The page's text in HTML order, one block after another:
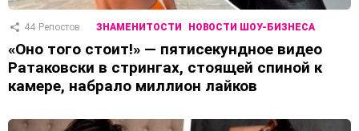
44 Репостов ЗНАМЕНИТОСТИ НОВОСТИ ШОУ-БИЗНЕСА
«Оно того стоит!» — пятисекундное видео
Ратаковски в стрингах, стоящей спиной к
камере, набрало миллион лайков